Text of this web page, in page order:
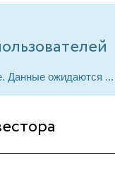
Данные ожидаются ...